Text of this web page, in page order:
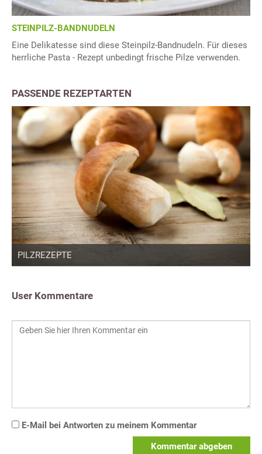
STEINPILZ-BANDNUDELN
Eine Delikatesse sind diese Steinpilz-Bandnudeln. Für dieses
herrliche Pasta - Rezept unbedingt frische Pilze verwenden.
PASSENDE REZEPTARTEN
PILZREZEPTE
User Kommentare
E-Mail bei Antworten zu meinem Kommentar
Kommentar abgeben